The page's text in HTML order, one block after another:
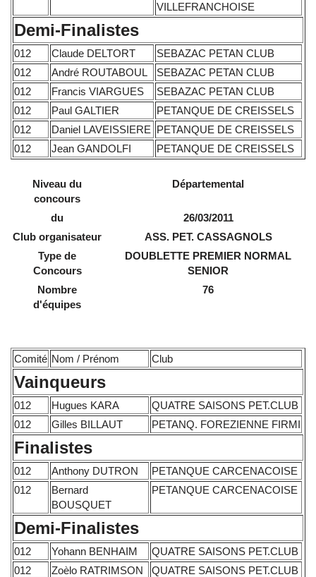
VILLEFRANCHOISE
Demi-Finalistes
012 Claude DELTORT
SEBAZAC PETAN CLUB
012
André ROUTABOUL
SEBAZAC PETAN CLUB
012
Francis VIARGUES
SEBAZAC PETAN CLUB
012
Paul GALTIER
PETANQUE DE CREISSELS
012
Daniel LAVEISSIERE PETANQUE DE CREISSELS
012
Jean GANDOLFI PETANQUE DE CREISSELS
Niveau du
concours
Départemental
du
26/03/2011
Club organisateur
ASS. PET. CASSAGNOLS
Type de
Concours
DOUBLETTE PREMIER NORMAL
SENIOR
Nombre
d'équipes
76
Comité Nom / Prénom Club
Vainqueurs
012 Hugues KARA
QUATRE SAISONS PET.CLUB
012
Gilles BILLAUT PETANQ. FOREZIENNE FIRMI
Finalistes
012 Anthony DUTRON
PETANQUE CARCENACOISE
012
Bernard
BOUSQUET
PETANQUE CARCENACOISE
Demi-Finalistes
012 Yohann BENHAIM
QUATRE SAISONS PET.CLUB
012
Zoèlo RATRIMSON
QUATRE SAISONS PET.CLUB